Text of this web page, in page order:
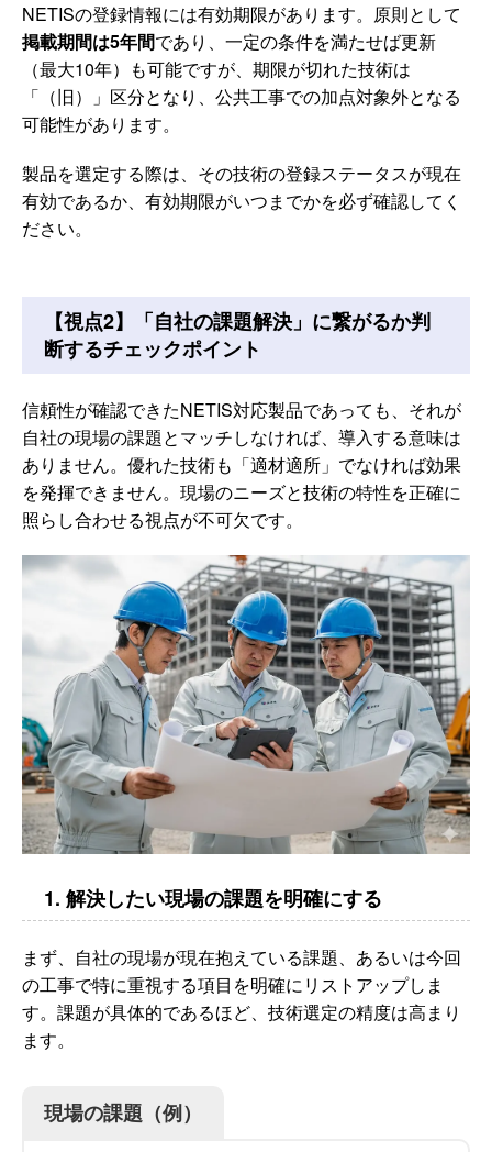
NETISの登録情報には有効期限があります。原則として
掲載期間は5年間であり、一定の条件を満たせば更新
（最大10年）も可能ですが、期限が切れた技術は
「（旧）」区分となり、公共工事での加点対象外となる
可能性があります。
製品を選定する際は、その技術の登録ステータスが現在
有効であるか、有効期限がいつまでかを必ず確認してく
ださい。
【視点2】「自社の課題解決」に繋がるか判
断するチェックポイント
信頼性が確認できたNETIS対応製品であっても、それが
自社の現場の課題とマッチしなければ、導入する意味は
ありません。優れた技術も「適材適所」でなければ効果
を発揮できません。現場のニーズと技術の特性を正確に
照らし合わせる視点が不可欠です。
1. 解決したい現場の課題を明確にする
まず、自社の現場が現在抱えている課題、あるいは今回
の工事で特に重視する項目を明確にリストアップしま
す。課題が具体的であるほど、技術選定の精度は高まり
ます。
現場の課題（例）